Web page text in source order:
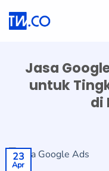
Jasa
untuk
di
23
Apr